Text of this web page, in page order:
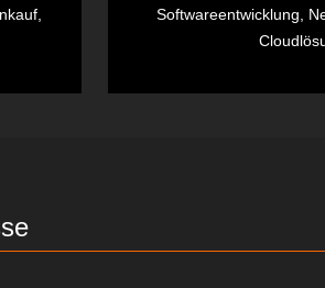
Softwareentwicklung,